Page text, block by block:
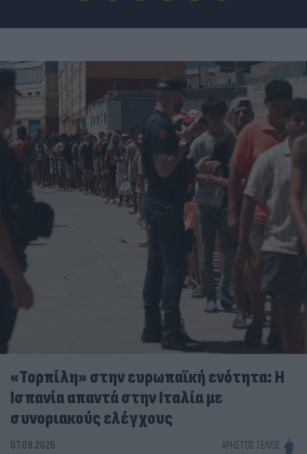
«Τορπίλη» στην ευρωπαϊκή ενότητα: Η
Ισπανία απαντά στην Ιταλία με
συνοριακούς ελέγχους
07.08.2026 ΧΡΉΣΤΟΣ ΤΈΛΙΟΣ